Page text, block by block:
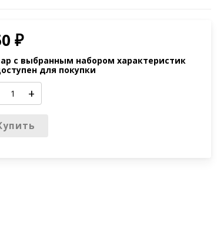
₽
с выбранным набором характеристик
для покупки
+